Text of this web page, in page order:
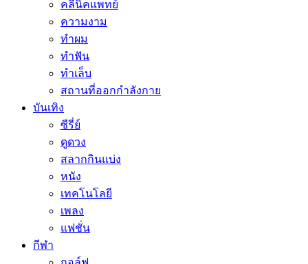
คลีนิคแพทย์
ความงาม
ทำผม
ทำฟัน
ทำเล็บ
สถานที่ออกกำลังกาย
บันเทิง
ซีรี่ย์
ดูดวง
สลากกินแบ่ง
หนัง
เทคโนโลยี
เพลง
แฟชั่น
กีฬา